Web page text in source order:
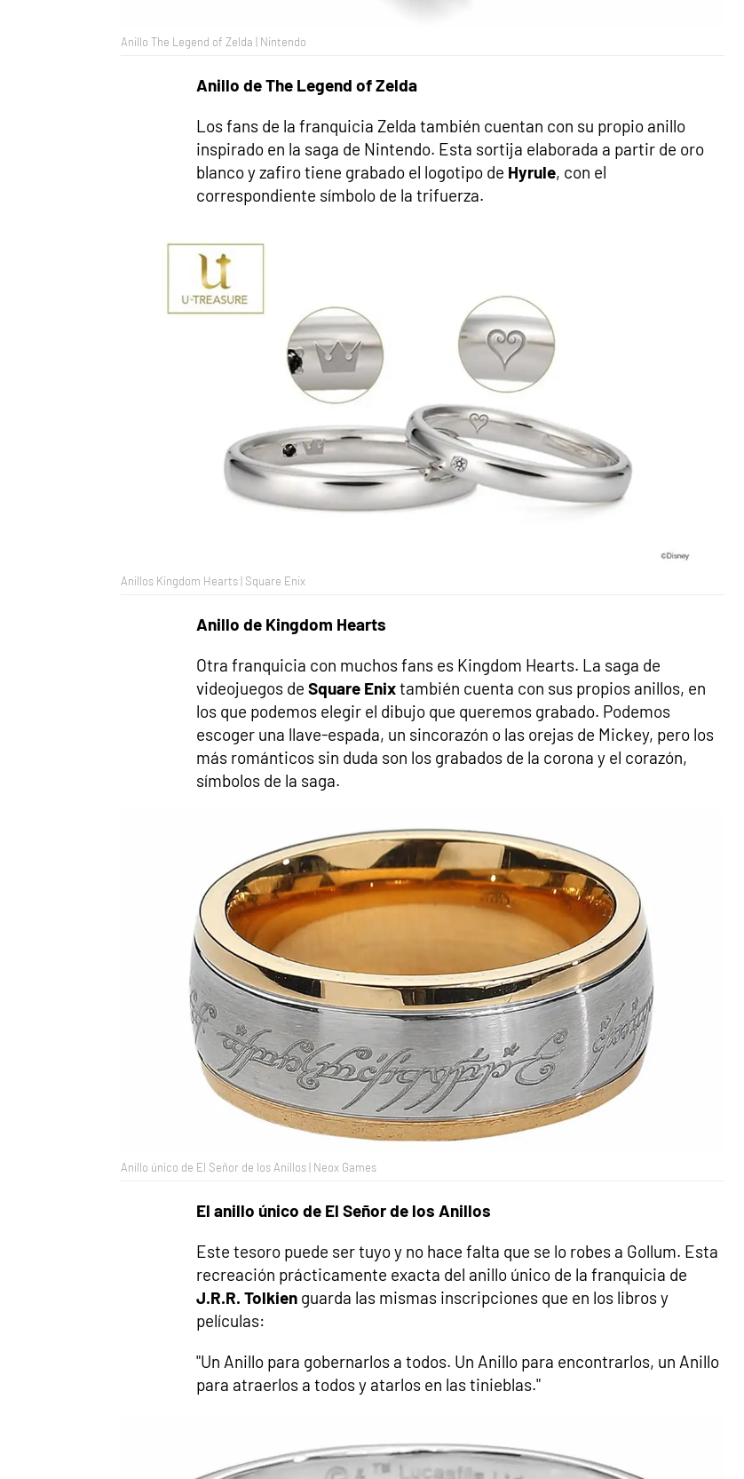
Anillo The Legend of Zelda | Nintendo
Anillo de The Legend of Zelda
Los fans de la franquicia Zelda también cuentan con su propio anillo
inspirado en la saga de Nintendo. Esta sortija elaborada a partir de oro
blanco y zafiro tiene grabado el logotipo de Hyrule, con el
correspondiente símbolo de la trifuerza.
Anillos Kingdom Hearts | Square Enix
Anillo de Kingdom Hearts
Otra franquicia con muchos fans es Kingdom Hearts. La saga de
videojuegos de Square Enixtambién cuenta con sus propios anillos, en
los que podemos elegir el dibujo que queremos grabado. Podemos
escoger una llave-espada, un sincorazón o las orejas de Mickey, pero los
más románticos sin duda son los grabados de la corona y el corazón,
símbolos de la saga.
Anillo único de El Señor de los Anillos | Neox Games
El anillo único de El Señor de los Anillos
Este tesoro puede ser tuyo y no hace falta que se lo robes a Gollum. Esta
recreación prácticamente exacta del anillo único de la franquicia de
J.R.R. Tolkien guarda las mismas inscripciones que en los libros y
películas:
"Un Anillo para gobernarlos a todos. Un Anillo para encontrarlos, un Anillo
para atraerlos a todos y atarlos en las tinieblas."